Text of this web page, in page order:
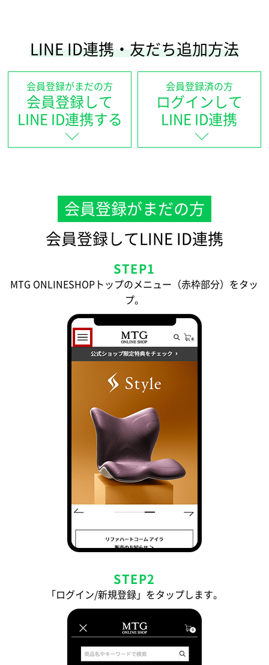
LINE ID連携・友だち追加方法
会員登録がまだの方
会員登録して
LINE ID連携する
会員登録済の方
ログインして
LINE ID連携
会員登録がまだの方
会員登録してLINE ID連携
STEP1
MTG ONLINESHOPトップのメニュー（赤枠部分）をタッ
プ。
STEP2
「ログイン/新規登録」をタップします。